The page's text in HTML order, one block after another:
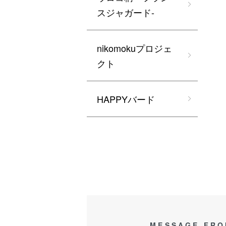
スジャガード-
nikomokuプロジェ
クト
HAPPYバード